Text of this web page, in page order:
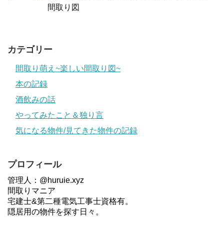
間取り図
カテゴリー
間取り萌え~楽しい間取り図~
本の記録
酒飲みの話
やってみたこと＆独り言
気になる物件/見てきた物件の記録
プロフィール
管理人：@huruie.xyz
間取りマニア
宅建士&第二種電気工事士資格有。
隠居用の物件を探す日々。